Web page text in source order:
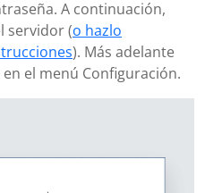
A continuación,
servidor (o hazlo
). Más adelante
el menú Configuración.